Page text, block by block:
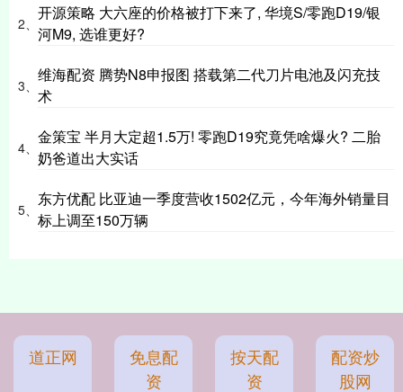
2、
开源策略 大六座的价格被打下来了, 华境S/零跑D19/银
河M9, 选谁更好?
3、
维海配资 腾势N8申报图 搭载第二代刀片电池及闪充技
术
4、
金策宝 半月大定超1.5万! 零跑D19究竟凭啥爆火? 二胎
奶爸道出大实话
5、
东方优配 比亚迪一季度营收1502亿元，今年海外销量目
标上调至150万辆
道正网
免息配
资
按天配
资
配资炒
股网